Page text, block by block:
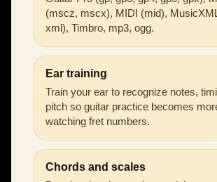
(mscz, mscx), MIDI (mid),
xml), Timbro, mp3, ogg.
Ear training
Train your ear to recognize notes,
pitch so guitar practice becomes
watching fret numbers.
Chords and scales